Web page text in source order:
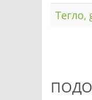
Тегло,